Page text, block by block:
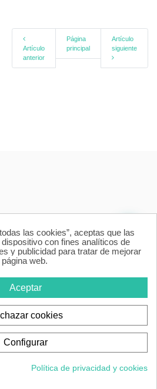
Artículo
anterior
Página
principal
Artículo
siguiente
las cookies”, aceptas que las
con fines analíticos de
y publicidad para tratar de mejorar
web.
Aceptar
cookies
Configurar
Política de privacidad y cookies